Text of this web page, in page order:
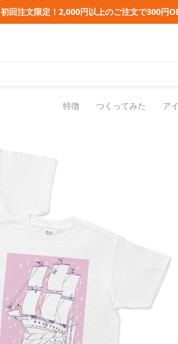
初回注文限定！2,000円以上のご注文で300円
特徴 つくってみた ア